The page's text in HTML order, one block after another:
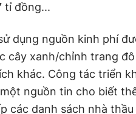
tỉ đồng...
dụng nguồn kinh phí
cây xanh/chỉnh trang
khác. Công tác triển
nguồn tin cho biết
các danh sách nhà thầu